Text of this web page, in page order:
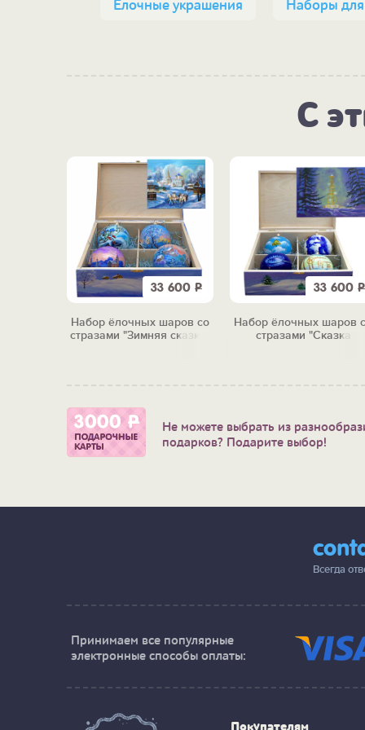
Ёлочные украшения Наборы
С
33 600 Р
Набор ёлочных шаров со
стразами "Зимняя сказка"
33 600 Р
Набор ёлочных шаров
стразами "Сказка
Не можете выбрать из
подарков? Подарите выбор!
Всегда
Принимаем все популярные
электронные способы оплаты:
Покупателям